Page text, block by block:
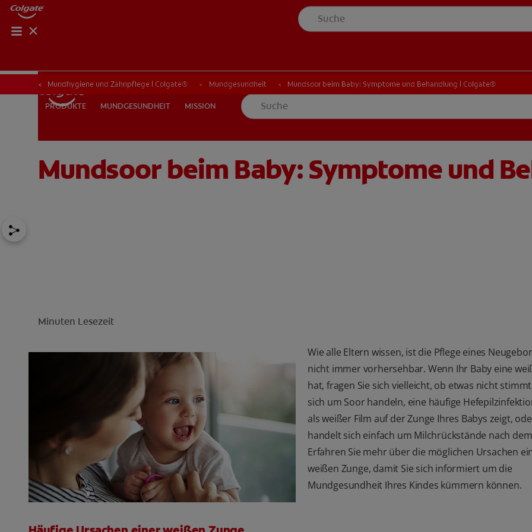
PRODUKTE MUNDGESUNDHEIT
FÜR FACHKREISE CH (DE)
PRODUKTE MUNDGESUNDHEIT MISSION
Mundhygiene und Zahnpflege | Colgate® Mundgesundheit Mundsoor beim Baby: Symptome und Behandlung | Colgate®
Mundsoor beim Baby: Symptome und
Minuten Lesezeit
Wie alle Eltern wissen, ist die Pflege eines
nicht immer vorhersehbar. Wenn Ihr Baby eine
hat, fragen Sie sich vielleicht, ob etwas nicht
sich um Soor handeln, eine häufige
als weißer Film auf der Zunge Ihres Babys zeigt,
handelt sich einfach um Milchrückstände nach
Erfahren Sie mehr über die möglichen Ursachen
weißen Zunge, damit Sie sich informiert um die
Mundgesundheit Ihres Kindes kümmern können.